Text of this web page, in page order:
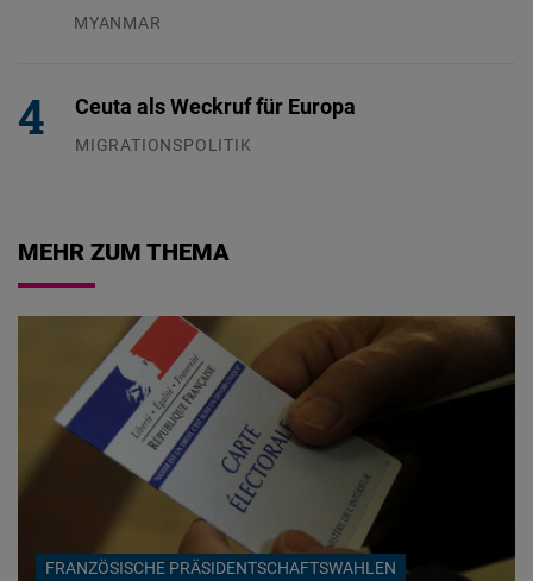
MYANMAR
Ceuta als Weckruf für Europa
MIGRATIONSPOLITIK
MEHR ZUM THEMA
FRANZÖSISCHE PRÄSIDENTSCHAFTSWAHLEN